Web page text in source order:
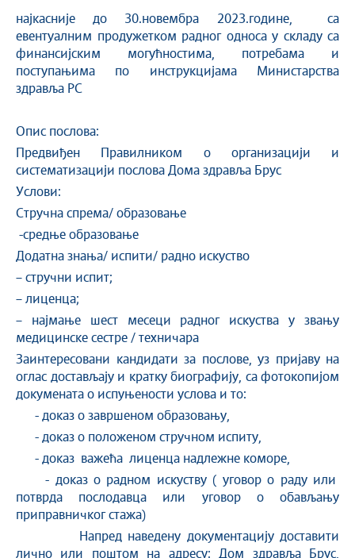
најкасније до 30.новембра 2023.године, са
евентуалним продужетком радног односа у складу са
финансијским могућностима, потребама и
поступањима по инструкцијама Министарства
здравља РС
Опис послова:
Предвиђен Правилником о организацији и
систематизацији послова Дома здравља Брус
Услови:
Стручна спрема/ образовање
-средње образовање
Додатна знања/ испити/ радно искуство
– стручни испит;
– лиценца;
– најмање шест месеци радног искуства у звању
медицинске сестре / техничара
Заинтересовани кандидати за послове, уз пријаву на
оглас достављају и кратку биографију, са фотокопијом
докумената о испуњености услова и то:
- доказ о завршеном образовању,
- доказ о положеном стручном испиту,
- доказ важећа лиценца надлежне коморе,
- доказ о радном искуству ( уговор о раду или
потврда послодавца или уговор о обављању
приправничког стажа)
Напред наведену документацију доставити
лично или поштом на адресу: Дом здравља Брус,